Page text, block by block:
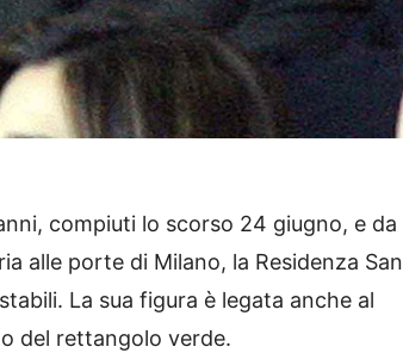
compiuti lo scorso 24 giugno, e da
alle porte di Milano, la Residenza San
La sua figura è legata anche al
del rettangolo verde.